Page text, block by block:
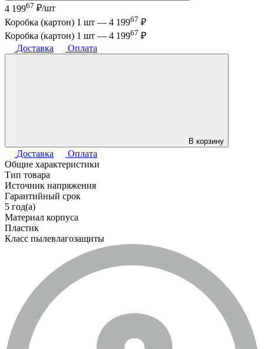
4 19967 ₽/шт
Коробка (картон) 1 шт — 4 19967 ₽
Коробка (картон) 1 шт — 4 19967 ₽
Доставка
Оплата
В корзину
Доставка
Оплата
Общие характеристики
Тип товара
Источник напряжения
Гарантийный срок
5 год(а)
Материал корпуса
Пластик
Класс пылевлагозащиты